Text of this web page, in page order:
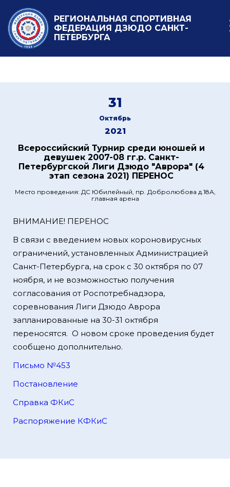
РЕГИОНАЛЬНАЯ СПОРТИВНАЯ
ФЕДЕРАЦИЯ ДЗЮДО САНКТ-
ПЕТЕРБУРГА
31
Октябрь
2021
Всероссийский Турнир среди юношей и
девушек 2007-08 гг.р. Санкт-
Петербургской Лиги Дзюдо "Аврора" (4
этап сезона 2021) ПЕРЕНОС
Место проведения: ДС Юбилейный, пр. Добролюбова д.18А,
главная арена
ВНИМАНИЕ! ПЕРЕНОС
В связи с введением новых короновирусных
ограничений, установленных Администрацией
Санкт-Петербурга, на срок с 30 октября по 07
ноября, и не возможностью получения
согласования от Роспотребнадзора,
соревнования Лиги Дзюдо Аврора
запланированные на 30-31 октября
переносятся. О новом сроке проведения будет
сообщено дополнительно.
Письмо №453
Постановление
Справка ФКиС
Распоряжение КФКиС